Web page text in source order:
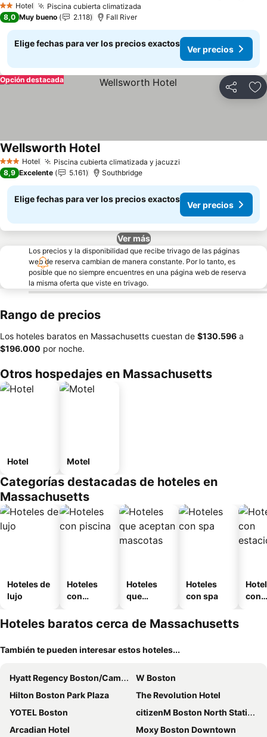
2 Estrellas
Hotel Piscina cubierta climatizada
8,0 Muy bueno 2.118 Fall River
Elige fechas para ver los precios exactos
Ver precios
Compartir
Opción destacada
3 Estrellas
Hotel Piscina cubierta climatizada y jacuzzi
Wellsworth HotelVer precios
8,9 Excelente 5.161 Southbridge
Elige fechas para ver los precios exactos
Ver precios
Ver más
Los precios y la disponibilidad que recibe trivago de las páginas
web de reserva cambian de manera constante. Por lo tanto, es
posible que no siempre encuentres en una página web de reserva
la misma oferta que viste en trivago.
Rango de precios
Los hoteles baratos en Massachusetts cuestan de ‎$130.596 a
‎$196.000 por noche.
Otros hospedajes en Massachusetts
Hotel Motel
Categorías destacadas de hoteles en
Massachusetts
Hoteles de
lujo
Hoteles
con
Hoteles
que
mascotas
Hoteles
con spa
con
Hoteles baratos cerca de Massachusetts
También te pueden interesar estos hoteles...
Hyatt Regency Boston/Cambridge
W Boston
Hilton Boston Park Plaza
The Revolution Hotel
YOTEL Boston
citizenM Boston North Station
Arcadian Hotel
Moxy Boston Downtown